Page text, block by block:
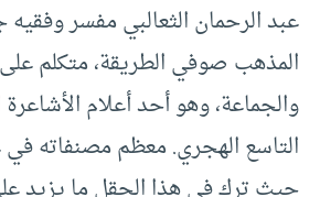
عبد الرحمان الثعالبي مفسر
المذهب صوفي الطريقة، متكلم
والجماعة، وهو أحد أعلام الأشاعرة
التاسع الهجري. معظم مصنفاته في
حيث ترك في هذا الحقل ما يزيد